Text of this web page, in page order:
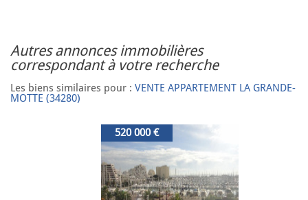
autres annonces immobilières
correspondant à votre recherche
Les biens similaires pour : VENTE APPARTEMENT LA GRANDE-
MOTTE (34280)
520 000 €